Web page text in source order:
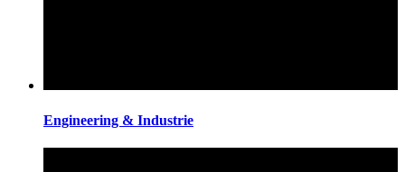
Engineering & Industrie